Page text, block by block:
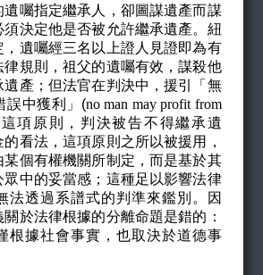
遺囑指定繼承人，卻圖謀遺產而謀
須決定他是否被允許繼承遺產。紐
，遺囑經三名以上證人見證即為有
律規則，祖父的遺囑有效，謀殺他
遺產；但法官在判決中，援引「無
誤中獲利」(no man may profit from
這項原則，判決被告不得繼承遺
看法，這項原則之所以被援用，
某個有權機關所制定，而是基於其
眾中的妥當感；這種足以影響法律
法透過系譜式的判準來鑑別。因
於法律根據的分離命題是錯的：
根據社會事實，也取決於道德事